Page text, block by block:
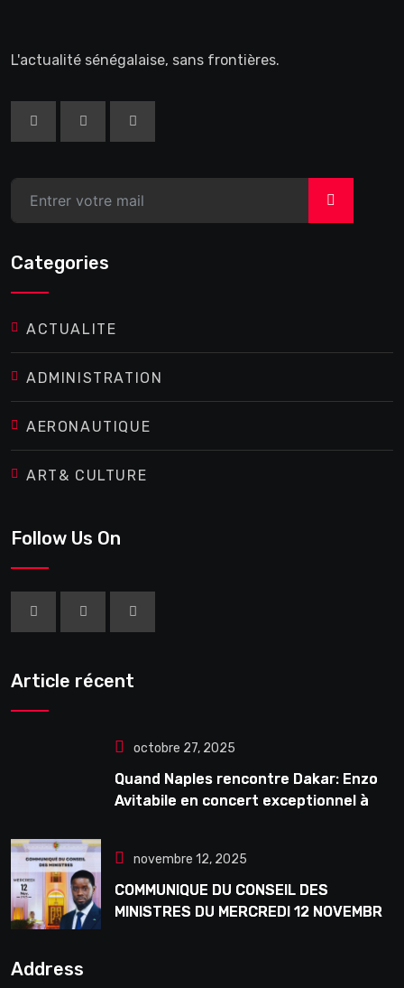
L'actualité sénégalaise, sans frontières.
>
Categories
ACTUALITE
ADMINISTRATION
AERONAUTIQUE
ART& CULTURE
Follow Us On
Article récent
octobre 27, 2025
Quand Naples rencontre Dakar: Enzo
Avitabile en concert exceptionnel à
novembre 12, 2025
COMMUNIQUE DU CONSEIL DES
MINISTRES DU MERCREDI 12 NOVEMBRE
Address